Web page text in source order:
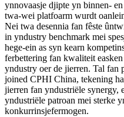
ynnovaasje djipte yn binnen-
twa-wei platfoarm wurdt
Nei twa desennia fan fêste
in yndustry benchmark mei
hege-ein as syn kearn
ferbettering fan kwaliteit
yndustry oer de jierren. Tal
joined CPHI China, tekening
jierren fan yndustriële synergy,
yndustriële patroan mei sterke
konkurrinsjefermogen.